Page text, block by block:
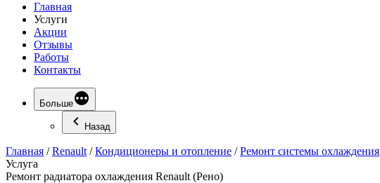
Главная
Услуги
Акции
Отзывы
Работы
Контакты
Больше
Назад
Главная /Renault /Кондиционеры и отопление /Ремонт системы охлаждения
Услуга
Ремонт радиатора охлаждения Renault (Рено)